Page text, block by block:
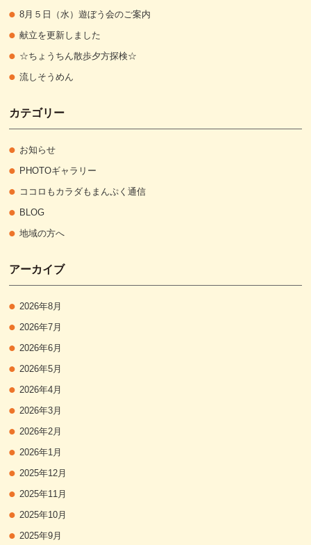
8月５日（水）遊ぼう会のご案内
献立を更新しました
☆ちょうちん散歩夕方探検☆
流しそうめん
カテゴリー
お知らせ
PHOTOギャラリー
ココロもカラダもまんぷく通信
BLOG
地域の方へ
アーカイブ
2026年8月
2026年7月
2026年6月
2026年5月
2026年4月
2026年3月
2026年2月
2026年1月
2025年12月
2025年11月
2025年10月
2025年9月